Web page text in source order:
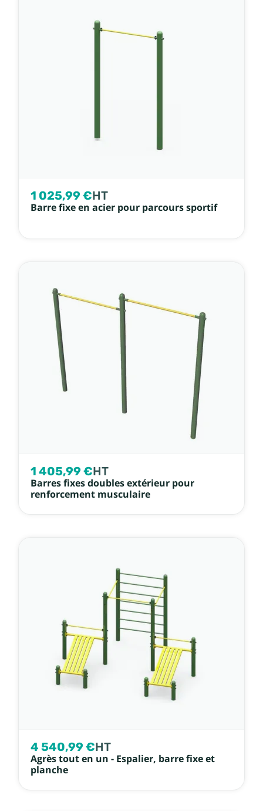
1 025,99 €HT
Barre fixe en acier pour parcours sportif
1 405,99 €HT
Barres fixes doubles extérieur pour
renforcement musculaire
4 540,99 €HT
Agrès tout en un - Espalier, barre fixe et
planche